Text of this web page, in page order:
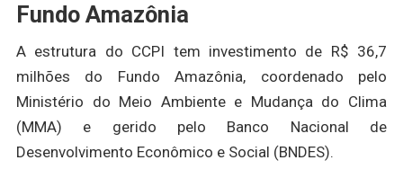
Fundo Amazônia
A estrutura do CCPI tem investimento de R$ 36,7
milhões do Fundo Amazônia, coordenado pelo
Ministério do Meio Ambiente e Mudança do Clima
(MMA) e gerido pelo Banco Nacional de
Desenvolvimento Econômico e Social (BNDES).